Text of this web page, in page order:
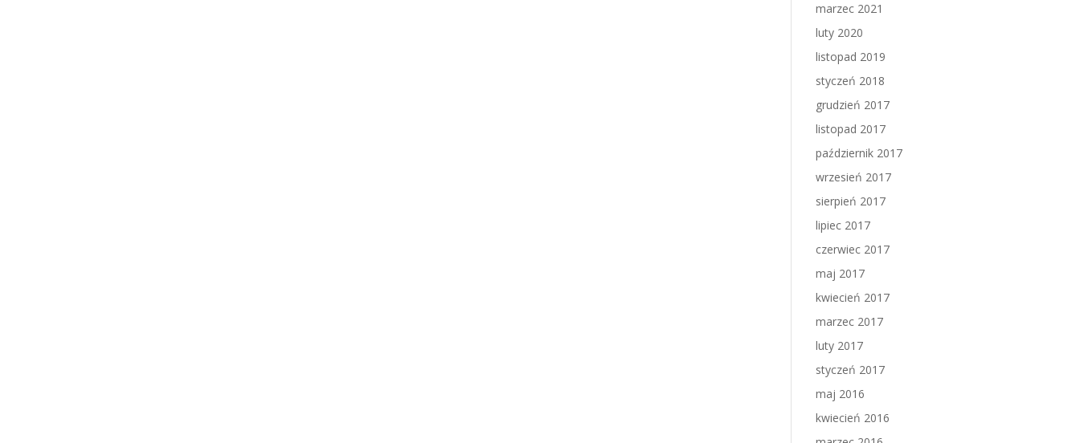
marzec 2021
luty 2020
listopad 2019
styczeń 2018
grudzień 2017
listopad 2017
październik 2017
wrzesień 2017
sierpień 2017
lipiec 2017
czerwiec 2017
maj 2017
kwiecień 2017
marzec 2017
luty 2017
styczeń 2017
maj 2016
kwiecień 2016